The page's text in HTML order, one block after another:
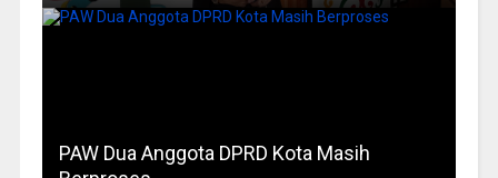
PAW Dua Anggota DPRD Kota Masih